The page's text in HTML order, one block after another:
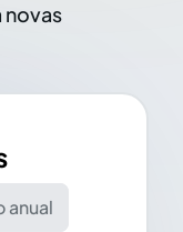
novas
anual